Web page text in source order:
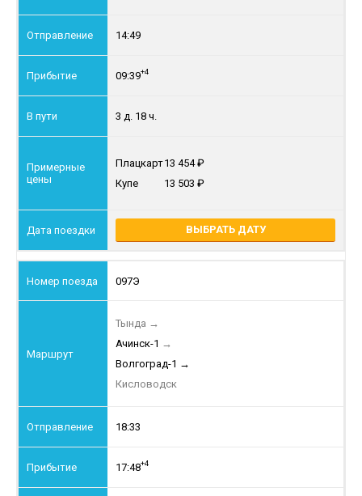
14:49
09:39+4
3 д. 18 ч.
Плацкарт13 454
Купе
13 503
ВЫБРАТЬ ДАТУ
097Э
Тында →
Ачинск-1 →
Волгоград-1 →
Кисловодск
18:33
17:48+4